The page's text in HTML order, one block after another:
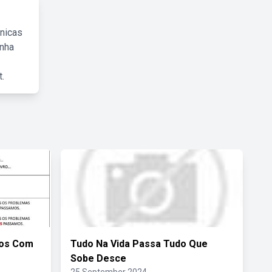
Com
Tudo Na Vida Passa Tudo Que
Sobe Desce